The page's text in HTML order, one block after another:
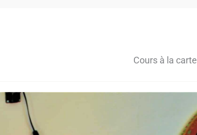
Cours à la carte